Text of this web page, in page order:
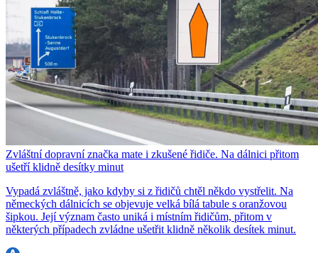
Zvláštní dopravní značka mate i zkušené řidiče. Na dálnici přitom
ušetří klidně desítky minut
Vypadá zvláštně, jako kdyby si z řidičů chtěl někdo vystřelit. Na
německých dálnicích se objevuje velká bílá tabule s oranžovou
šipkou. Její význam často uniká i místním řidičům, přitom v
některých případech zvládne ušetřit klidně několik desítek minut.